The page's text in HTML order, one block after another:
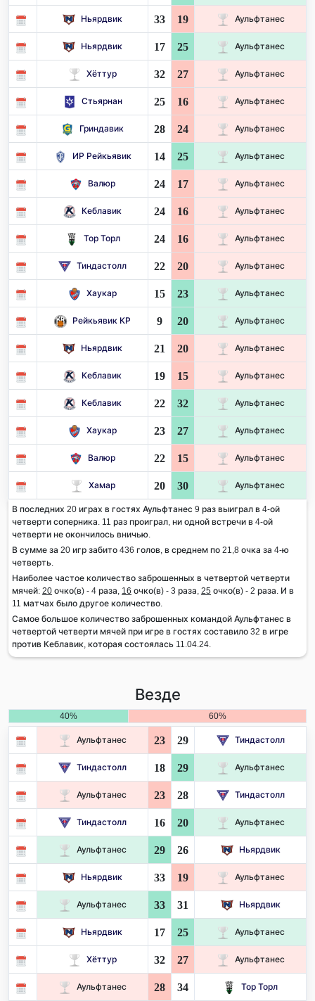
Ньярдвик 33 19 Аульфтанес
Ньярдвик 17 25 Аульфтанес
Хёттур 32 27 Аульфтанес
Стьярнан 25 16 Аульфтанес
Гриндавик 28 24 Аульфтанес
ИР Рейкьявик 14 25 Аульфтанес
Валюр 24 17 Аульфтанес
Кеблавик 24 16 Аульфтанес
Тор Торл 24 16 Аульфтанес
Тиндастолл 22 20 Аульфтанес
Хаукар 15 23 Аульфтанес
Рейкьявик КР 9 20 Аульфтанес
Ньярдвик 21 20 Аульфтанес
Кеблавик 19 15 Аульфтанес
Кеблавик 22 32 Аульфтанес
Хаукар 23 27 Аульфтанес
Валюр 22 15 Аульфтанес
Хамар 20 30 Аульфтанес
В последних 20 играх в гостях Аульфтанес 9 раз выиграл в 4-ой
четверти соперника. 11 раз проиграл, ни одной встречи в 4-ой
четверти не окончилось вничью.
В сумме за 20 игр забито 436 голов, в среднем по 21,8 очка за 4-ю
четверть.
Наиболее частое количество заброшенных в четвертой четверти
мячей: 20 очко(в) - 4 раза, 16 очко(в) - 3 раза, 25 очко(в) - 2 раза. И в
11 матчах было другое количество.
Самое большое количество заброшенных командой Аульфтанес в
четвертой четверти мячей при игре в гостях составило 32 в игре
против Кеблавик, которая состоялась 11.04.24.
Везде
40% 60%
Аульфтанес 23 29 Тиндастолл
Тиндастолл 18 29 Аульфтанес
Аульфтанес 23 28 Тиндастолл
Тиндастолл 16 20 Аульфтанес
Аульфтанес 29 26 Ньярдвик
Ньярдвик 33 19 Аульфтанес
Аульфтанес 33 31 Ньярдвик
Ньярдвик 17 25 Аульфтанес
Хёттур 32 27 Аульфтанес
Аульфтанес 28 34 Тор Торл